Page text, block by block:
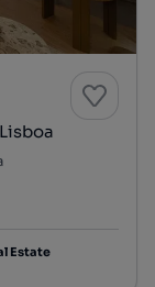
Estate